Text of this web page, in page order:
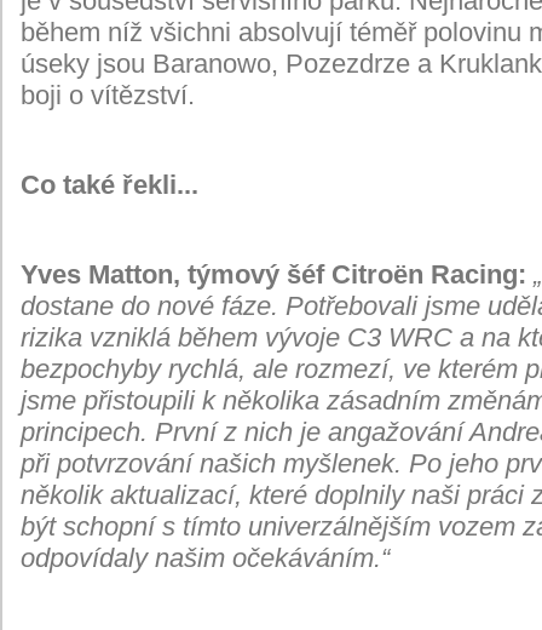
během níž všichni absolvují téměř polovinu
úseky jsou Baranowo, Pozezdrze a
boji o vítězství.
Co také řekli...
Yves Matton, týmový šéf Citroën Racing: „
dostane do nové fáze. Potřebovali jsme
rizika vzniklá během vývoje C3 WRC a na
bezpochyby rychlá, ale rozmezí, ve kterém
jsme přistoupili k několika zásadním
principech. První z nich je angažování
při potvrzování našich myšlenek. Po jeho
několik aktualizací, které doplnily naši práci
být schopní s tímto univerzálnějším vozem
odpovídaly našim očekáváním.“